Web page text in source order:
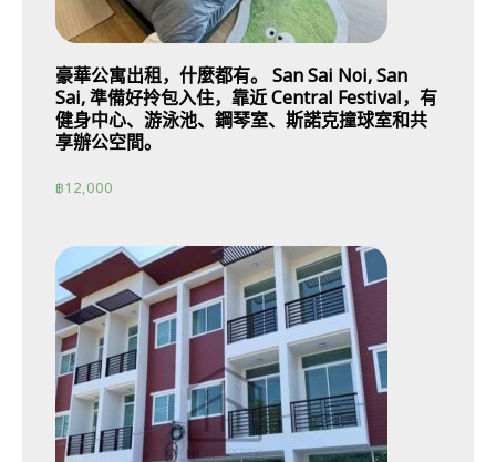
豪華公寓出租，什麼都有。 San Sai Noi, San
Sai, 準備好拎包入住，靠近 Central Festival，有
健身中心、游泳池、鋼琴室、斯諾克撞球室和共
享辦公空間。
฿12,000